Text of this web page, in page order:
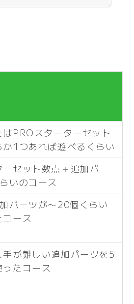
PROスターターセット
か1つあれば遊べるくらい
ーセット数点＋追加パー
いのコース
パーツが〜20個くらい
ース
手が難しい追加パーツを5
たコース